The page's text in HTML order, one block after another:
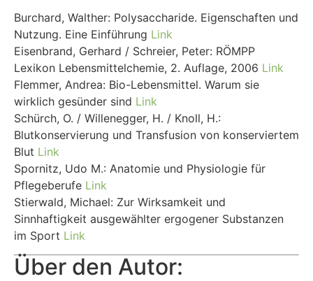
Burchard, Walther: Polysaccharide. Eigenschaften und
Nutzung. Eine Einführung Link
Eisenbrand, Gerhard / Schreier, Peter: RÖMPP
Lexikon Lebensmittelchemie, 2. Auflage, 2006 Link
Flemmer, Andrea: Bio-Lebensmittel. Warum sie
wirklich gesünder sind Link
Schürch, O. / Willenegger, H. / Knoll, H.:
Blutkonservierung und Transfusion von konserviertem
Blut Link
Spornitz, Udo M.: Anatomie und Physiologie für
Pflegeberufe Link
Stierwald, Michael: Zur Wirksamkeit und
Sinnhaftigkeit ausgewählter ergogener Substanzen
im Sport Link
Über den Autor: